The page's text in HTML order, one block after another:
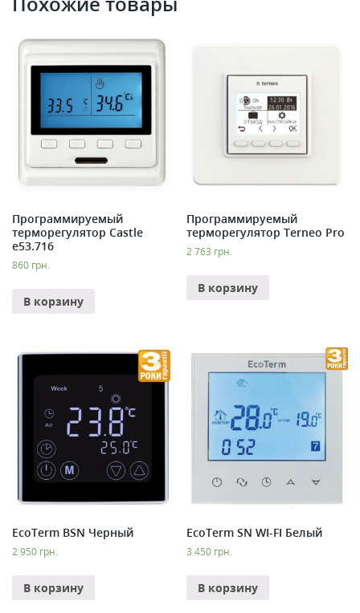
Программируемый
терморегулятор Castle
e53.716
860 грн.
В корзину
Программируемый
терморегулятор Terneo Pro
2 763 грн.
В корзину
EcoTerm BSN Черный
2 950 грн.
В корзину
EcoTerm SN WI-FI Белый
3 450 грн.
В корзину